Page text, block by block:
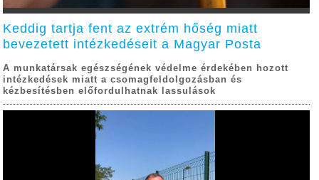
Keddig tartja fent az extrém hőség miatt
bevezetett intézkedéseit a Magyar Posta
A munkatársak egészségének védelme érdekében hozott
intézkedések miatt a csomagfeldolgozásban és
kézbesítésben előfordulhatnak lassulások